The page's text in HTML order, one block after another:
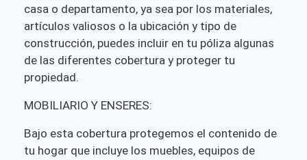
casa o departamento, ya sea por los materiales,
artículos valiosos o la ubicación y tipo de
construcción, puedes incluir en tu póliza algunas
de las diferentes cobertura y proteger tu
propiedad.
MOBILIARIO Y ENSERES:
Bajo esta cobertura protegemos el contenido de
tu hogar que incluye los muebles, equipos de